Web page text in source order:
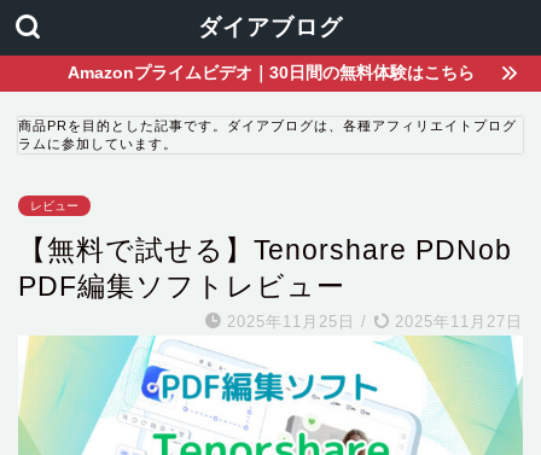
ダイアブログ
Amazonプライムビデオ｜30日間の無料体験はこちら
商品PRを目的とした記事です。ダイアブログは、各種アフィリエイトプログ
ラムに参加しています。
レビュー
【無料で試せる】Tenorshare PDNob
PDF編集ソフトレビュー
2025年11月25日 / 2025年11月27日